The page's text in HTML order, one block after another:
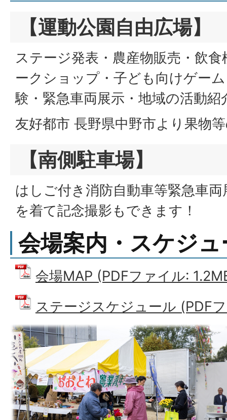
【運動公園自由広場】
ステージ発表・農産物販売・飲
ークショップ・子ども向けゲー
験・緊急車両展示・地域の活動紹
友好都市 長野県中野市より果物
【南側駐車場】
はしご付き消防自動車等緊急車
を着て記念撮影もできます！
会場案内・スケジュ
会場MAP (PDFファイル:
ステージスケジュール (PDF